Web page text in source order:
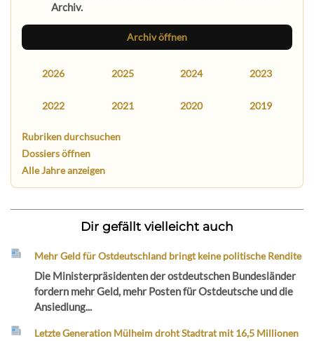
Archiv.
Archiv öffnen
2026 2025 2024 2023
2022 2021 2020 2019
Rubriken durchsuchen
Dossiers öffnen
Alle Jahre anzeigen
Dir gefällt vielleicht auch
Mehr Geld für Ostdeutschland bringt keine politische Rendite
Die Ministerpräsidenten der ostdeutschen Bundesländer
fordern mehr Geld, mehr Posten für Ostdeutsche und die
Ansiedlung...
Letzte Generation Mülheim droht Stadtrat mit 16,5 Millionen